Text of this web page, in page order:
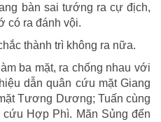
bàn sai tướng ra cự địch,
có ra đánh vội.
thành trì không ra nữa.
ba mặt, ra chống nhau với
dẫn quân cứu mặt Giang
Tương Dương; Tuấn cùng
Hợp Phì. Mãn Sủng đến